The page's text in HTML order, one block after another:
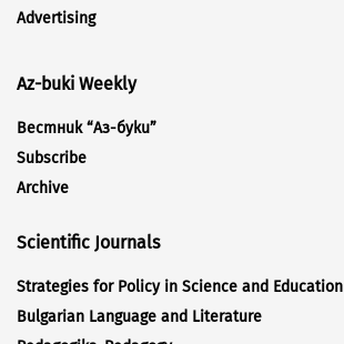
Advertising
Az-buki Weekly
Вестник “Аз-буки”
Subscribe
Archive
Scientific Journals
Strategies for Policy in Science and Education
Bulgarian Language and Literature